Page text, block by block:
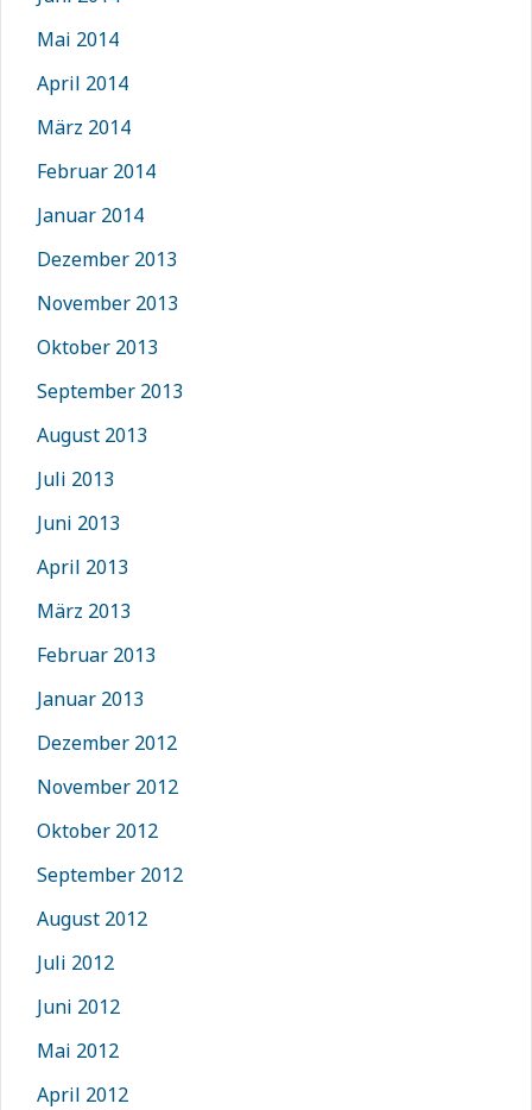
Mai 2014
April 2014
März 2014
Februar 2014
Januar 2014
Dezember 2013
November 2013
Oktober 2013
September 2013
August 2013
Juli 2013
Juni 2013
April 2013
März 2013
Februar 2013
Januar 2013
Dezember 2012
November 2012
Oktober 2012
September 2012
August 2012
Juli 2012
Juni 2012
Mai 2012
April 2012